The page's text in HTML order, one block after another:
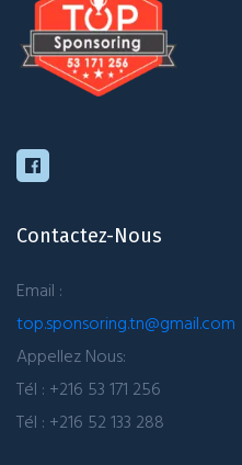
Contactez-Nous
Email :
top.sponsoring.tn@gmail.com
Appellez Nous:
Tél : +216 53 171 256
Tél : +216 52 133 288